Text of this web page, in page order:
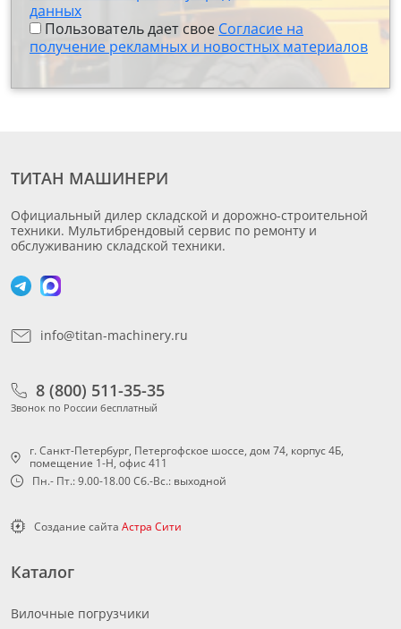
данных
Пользователь дает свое Согласие на
получение рекламных и новостных материалов
ТИТАН МАШИНЕРИ
Официальный дилер складской и дорожно-строительной
техники. Мультибрендовый сервис по ремонту и
обслуживанию складской техники.
info@titan-machinery.ru
Каталог
Вилочные погрузчики
8 (800) 511-35-35
Звонок по России бесплатный
г. Санкт-Петербург, Петергофское шоссе, дом 74, корпус 4Б,
помещение 1-Н, офис 411
Пн.- Пт.: 9.00-18.00 Сб.-Вс.: выходной
Создание сайта Астра Сити